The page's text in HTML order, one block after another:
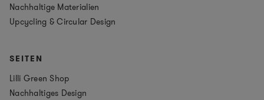
Nachhaltige Materialien
Upcycling & Circular Design
SEITEN
Lilli Green Shop
Nachhaltiges Design